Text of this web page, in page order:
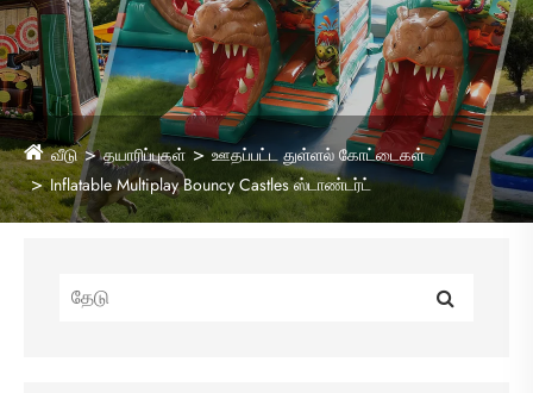
வீடு தயாரிப்புகள்
ஊதப்பட்ட துள்ளல் கோட்டைகள்
Inflatable Multiplay Bouncy Castles ஸ்டாண்டர்ட்